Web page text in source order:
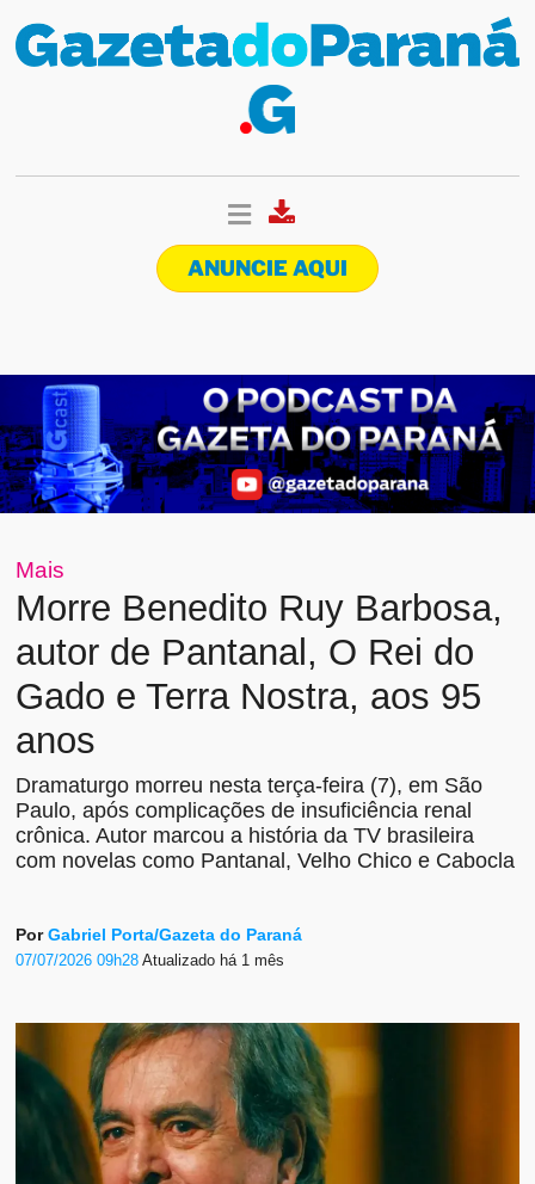
ANUNCIE AQUI
Mais
Morre Benedito Ruy Barbosa,
autor de Pantanal, O Rei do
Gado e Terra Nostra, aos 95
anos
Dramaturgo morreu nesta terça-feira (7), em São
Paulo, após complicações de insuficiência renal
crônica. Autor marcou a história da TV brasileira
com novelas como Pantanal, Velho Chico e Cabocla
PorGabriel Porta/Gazeta do Paraná
07/07/2026 09h28Atualizado há 1 mês